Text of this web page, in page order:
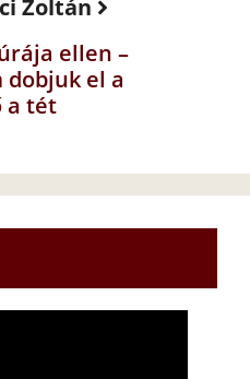
Zoltán
ellen –
el a
a tét